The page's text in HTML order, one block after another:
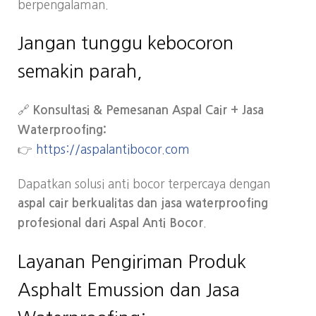
berpengalaman.
Jangan tunggu kebocoron
semakin parah,
🔗 Konsultasi & Pemesanan Aspal Cair + Jasa
Waterproofing:
👉 https://aspalantibocor.com
Dapatkan solusi anti bocor terpercaya dengan
aspal cair berkualitas dan jasa waterproofing
profesional dari Aspal Anti Bocor
Layanan Pengiriman Produk
Asphalt Emussion dan Jasa